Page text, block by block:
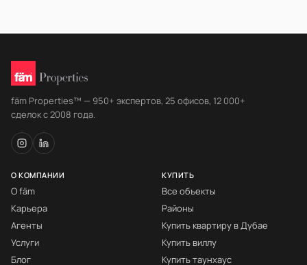
fäm Properties™ — 950+ экспертов, 25 офисов, 12 000+
сделок с 2008 года.
О КОМПАНИИ
О fäm
Карьера
Агенты
Услуги
Блог
КУПИТЬ
Все объекты
Районы
Купить квартиру в Дубае
Купить виллу
Купить таунхаус